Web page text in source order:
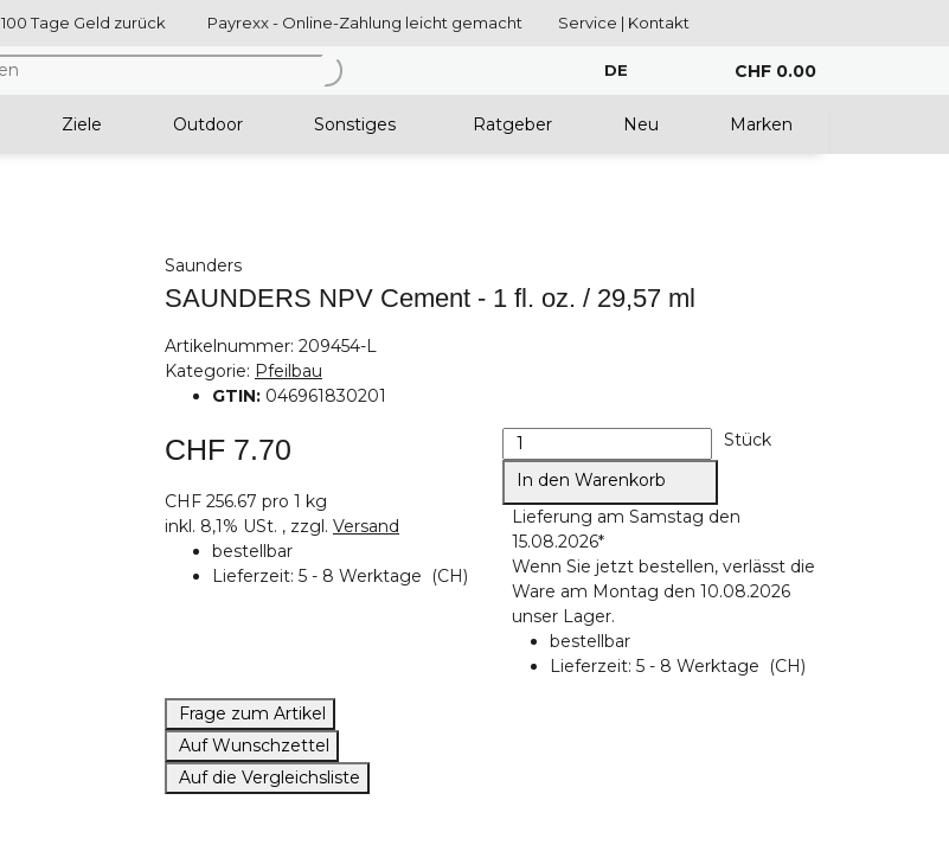
100 Tage Geld zurück Payrexx - Online-Zahlung leicht gemacht Service | Kontakt
DE CHF 0.00
Ziele Outdoor Sonstiges Ratgeber Neu Marken
Saunders
SAUNDERS NPV Cement - 1 fl. oz. / 29,57 ml
Artikelnummer: 209454-L
Kategorie: Pfeilbau
GTIN: 046961830201
CHF 7.70
CHF 256.67 pro 1 kg
inkl. 8,1% USt. , zzgl. Versand
bestellbar
Lieferzeit: 5 - 8 Werktage (CH)
Stück
In den Warenkorb
Lieferung am Samstag den
15.08.2026*
Wenn Sie jetzt bestellen, verlässt die
Ware am Montag den 10.08.2026
unser Lager.
bestellbar
Lieferzeit: 5 - 8 Werktage (CH)
Frage zum Artikel
Auf Wunschzettel
Auf die Vergleichsliste